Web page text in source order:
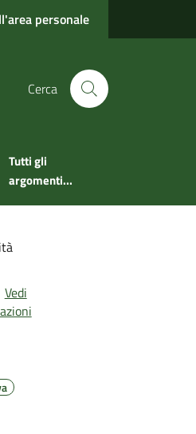
personale
Cerca
Tutti gli
argomenti...
Vedi
azioni